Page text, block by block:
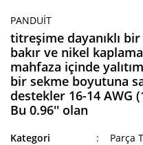
PANDUIT
titreşime dayanıklı
bakır ve nikel
mahfaza içinde
bir sekme boyutuna
destekler 16-14 AWG
Bu 0.96'' olan
Kategori
Parça